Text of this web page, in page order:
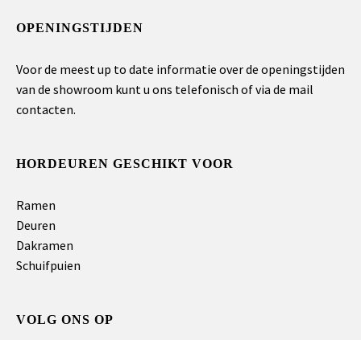
OPENINGSTIJDEN
Voor de meest up to date informatie over de openingstijden
van de showroom kunt u ons telefonisch of via de mail
contacten.
HORDEUREN GESCHIKT VOOR
Ramen
Deuren
Dakramen
Schuifpuien
VOLG ONS OP